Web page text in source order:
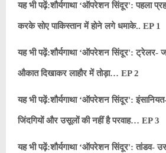
यह भी पढ़ें:शौर्यगाथा ‘ऑपरेशन सिंदूर': पहला
करके सोए पाकिस्तान में होने लगे धमाके.. EP 1
यह भी पढ़ें:शौर्यगाथा ‘ऑपरेशन सिंदूर': ट्रेलर-
औकात दिखाकर लाहौर में तोड़ा… EP 2
यह भी पढ़ें:शौर्यगाथा ‘ऑपरेशन सिंदूर':
जिंदगियों और उसूलों की नहीं है परवाह… EP 3
यह भी पढ़ें:शौर्यगाथा ‘ऑपरेशन सिंदूर': तांडव-